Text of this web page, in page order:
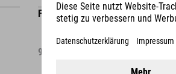
FILINK PARA MANILLAR DE 35 MM
9.95